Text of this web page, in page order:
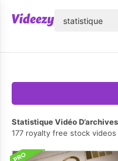
Statistique Vidéo D’archives
177 royalty free stock videos